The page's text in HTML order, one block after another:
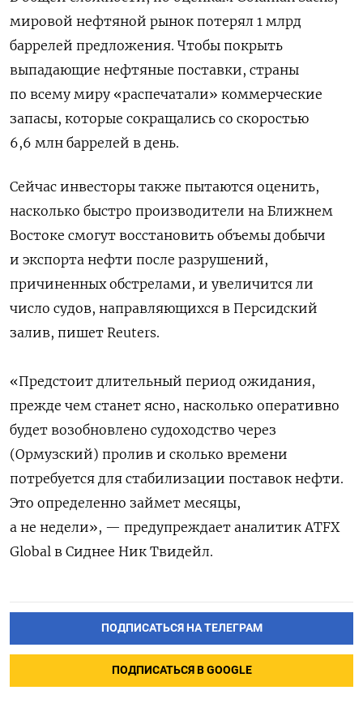
мировой нефтяной рынок потерял 1 млрд
баррелей предложения. Чтобы покрыть
выпадающие нефтяные поставки, страны
по всему миру «распечатали» коммерческие
запасы, которые сокращались со скоростью
6,6 млн баррелей в день.
Сейчас инвесторы также пытаются оценить,
насколько быстро производители на Ближнем
Востоке ‌смогут восстановить объемы добычи
и экспорта нефти после разрушений,
причиненных обстрелами, и увеличится ли
число судов, направляющихся в Персидский
залив, пишет Reuters.
«Предстоит длительный период ожидания,
прежде ‌чем станет ясно, насколько оперативно
будет возобновлено судоходство через
(Ормузский) пролив и сколько времени
потребуется для стабилизации поставок нефти.
Это определенно займет месяцы,
а не недели», — предупреждает аналитик ATFX
Global в Сиднее Ник Твидейл.
ПОДПИСАТЬСЯ НА ТЕЛЕГРАМ
ПОДПИСАТЬСЯ В GOOGLE